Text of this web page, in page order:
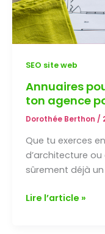
SEO site web
Annuaires
ton agence
Dorothée Berthon /
Que tu exerces
d’architecture
sûrement déjà
Annuaires
Lire l’article »